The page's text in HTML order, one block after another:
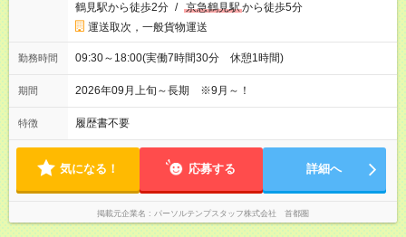
鶴見駅から徒歩2分 / 京急鶴見駅から徒歩5分
運送取次，一般貨物運送
勤務時間 09:30～18:00(実働7時間30分 休憩1時間)
期間 2026年09月上旬～長期 ※9月～！
特徴 履歴書不要
気になる！ 応募する 詳細へ
掲載元企業名 パーソルテンプスタッフ株式会社 首都圏